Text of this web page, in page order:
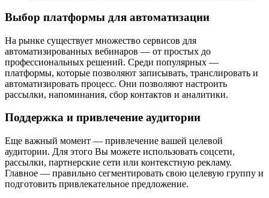
Выбор платформы для автоматизации
На рынке существует множество сервисов для
автоматизированных вебинаров — от простых до
профессиональных решений. Среди популярных —
платформы, которые позволяют записывать, транслировать и
автоматизировать процесс. Они позволяют настроить
рассылки, напоминания, сбор контактов и аналитики.
Поддержка и привлечение аудитории
Еще важный момент — привлечение вашей целевой
аудитории. Для этого Вы можете использовать соцсети,
рассылки, партнерские сети или контекстную рекламу.
Главное — правильно сегментировать свою целевую группу и
подготовить привлекательное предложение.